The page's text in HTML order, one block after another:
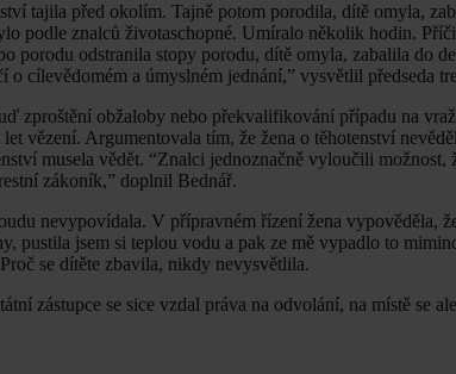
tajila před okolím. Tajně potom porodila, dítě omyla,
podle znalců životaschopné. Umíralo několik hodin.
porodu odstranila stopy porodu, dítě omyla, zabalila do
o cílevědomém a úmyslném jednání,” vysvětlil předseda
zproštění obžaloby nebo překvalifikování případu na
vězení. Argumentovala tím, že žena o těhotenství
musela vědět. “Znalci jednoznačně vyloučili možnost,
zákoník,” doplnil Bednář.
nevypovídala. V přípravném řízení žena vypověděla,
pustila jsem si teplou vodu a pak ze mě vypadlo to
se dítěte zbavila, nikdy nevysvětlila.
zástupce se sice vzdal práva na odvolání, na místě se